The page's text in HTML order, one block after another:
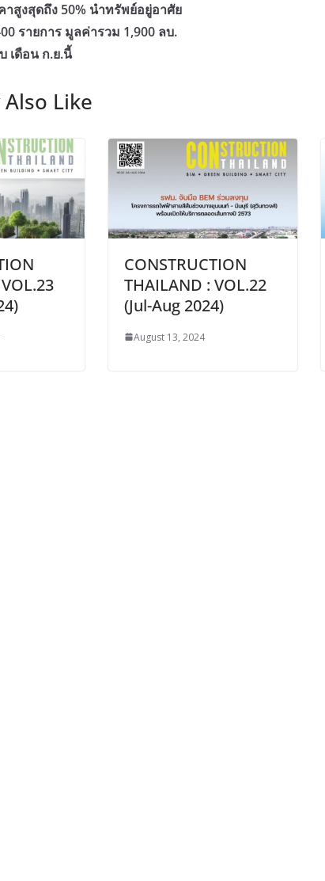
าสูงสุดถึง 50% นำทรัพย์อยู่อาศัย
รายการ มูลค่ารวม 1,900 ลบ.
เดือน ก.ย.นี้
Like
CONSTRUCTION
THAILAND : VOL.22
(Jul-Aug 2024)
August 13, 2024